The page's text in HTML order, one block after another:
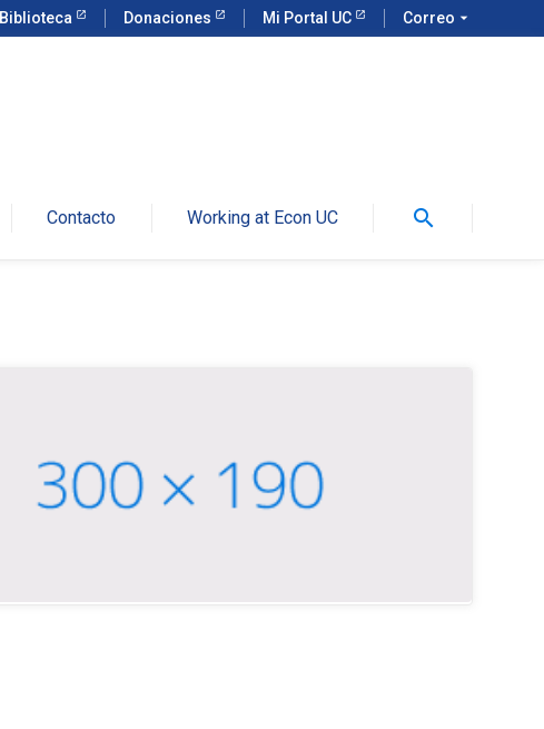
Biblioteca Donaciones Mi Portal UC Correo arrow_drop_down
Contacto Working at Econ UC search